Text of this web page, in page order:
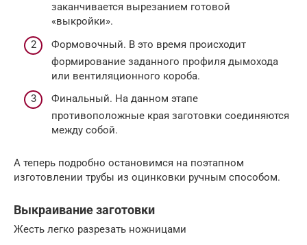
заканчивается вырезанием готовой
«выкройки».
Формовочный. В это время происходит
формирование заданного профиля дымохода
или вентиляционного короба.
Финальный. На данном этапе
противоположные края заготовки соединяются
между собой.
А теперь подробно остановимся на поэтапном
изготовлении трубы из оцинковки ручным способом.
Выкраивание заготовки
Жесть легко разрезать ножницами